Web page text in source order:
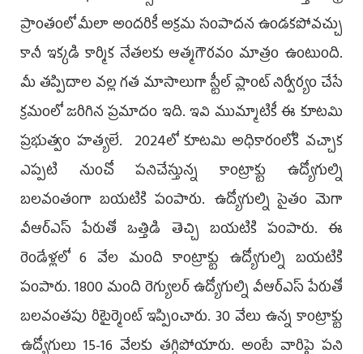
ప్రాంతంలో మీలా అందరికీ అక్రమ సంపాదన ఉండకపోవచ్చు
కానీ ఇక్కడి కార్మిక నేతలకు ఆత్మగౌరవం మాత్రం ఉంటుంది.
మీ తప్పిదాల వల్ల గత మాసాలుగా స్టీల్ ప్లాంట్ నిర్వీర్యం చేసే
క్రమంలో జరిగిన ప్రమాదం ఇది. ఇవి ముమ్మాటికీ ఈ కూటమి
ప్రభుత్వం హత్యలే. 2024లో కూటమి అధికారంలోకి వచ్చాక
ఎప్పటి నుంచో పనిచేస్తున్న కాంట్రాక్టు ఉద్యోగుల్ని
బలవంతంగా బయటికి పంపారు. ఉద్యోగుల్ని సైతం మెగా
వీఆర్ఎస్ పేరుతో ఒత్తిడి తెచ్చి బయటికి పంపారు. ఈ
రెండేళ్లలో 6 వేల మంది కాంట్రాక్టు ఉద్యోగుల్ని బయటికి
పంపారు. 1800 మంది రెగ్యులర్ ఉద్యోగుల్ని వీఆర్ఎస్ పేరుతో
బలవంతపు రిటైర్మెంట్ ఇప్పించారు. 30 వేలు ఉన్న కాంట్రాక్టు
ఉద్యోగులు 15-16 వేలకు తగ్గిపోయారు. అంటే వారిపై పని